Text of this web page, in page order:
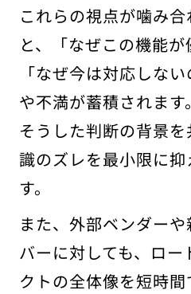
これらの視点が噛み
と、「なぜこの機能が
「なぜ今は対応しな
や不満が蓄積されます
そうした判断の背景
識のズレを最小限に
す。
また、外部ベンダー
バーに対しても、ロ
クトの全体像を短時